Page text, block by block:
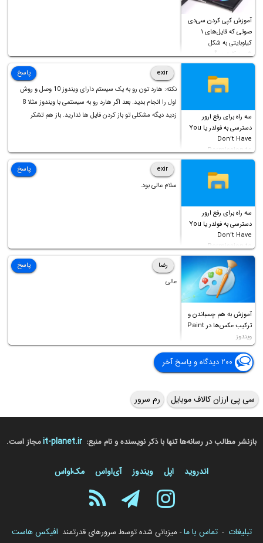
آموزش کپی کردن سی‌دی
صوتی که فایل‌های ۱
کیلوبایتی به شکل
شورت‌کات در آن موجود
است!
سه راه برای رفع ارور
دسترسی به فولدر یا You
Don’t Have
Permission to
Access this folder
exir
نکته: هارد تون رو به یک سیستم دارای ویندوز 10 وصل و روش
اول را انجام بدید. بعد اگر هارد رو به سیستمی با ویندوز مثلا 8
زدید دیگه مشکلی تو باز کردن فایل ها ندارید. باز هم تشکر
پاسخ
سه راه برای رفع ارور
دسترسی به فولدر یا You
Don’t Have
Permission to
Access this folder
exir
سلام عالی بود.
پاسخ
آموزش به هم چسباندن و
ترکیب عکس‌ها در Paint
ویندوز
رضا
عالی
پاسخ
۲۰۰ دیدگاه و پاسخ آخر
سی پی ارزان کالاف موبایل رم سرور
بازنشر مطالب در رسانه‌ها تنها با ذکر نویسنده و نام منبع: it-planet.irمجاز است.
اندروید اپل ویندوز آی‌او‌اس مک‌او‌اس
تبلیغات - تماس با ما- میزبانی شده توسط سرورهای قدرتمند افیکس هاست